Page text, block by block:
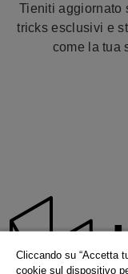
Tieniti aggiornato
tricks esclusivi e
come la tua
Cliccando su “Accetta
cookie sul dispositivo